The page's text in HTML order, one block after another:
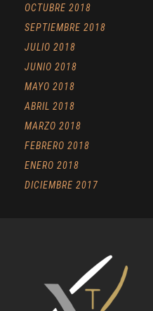
OCTUBRE 2018
SEPTIEMBRE 2018
JULIO 2018
JUNIO 2018
MAYO 2018
ABRIL 2018
MARZO 2018
FEBRERO 2018
ENERO 2018
DICIEMBRE 2017